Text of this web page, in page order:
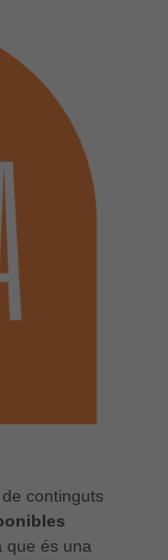
continguts
que és una